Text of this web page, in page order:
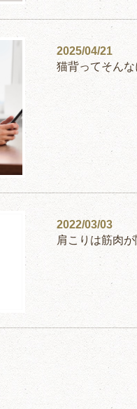
2025/04/21
猫背ってそんな
2022/03/03
肩こりは筋肉